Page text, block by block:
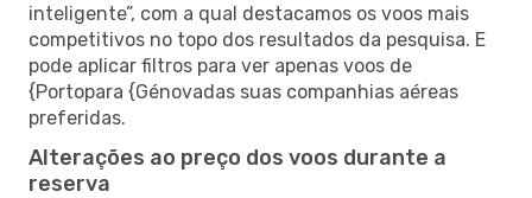
inteligente”, com a qual destacamos os voos mais
competitivos no topo dos resultados da pesquisa. E
pode aplicar filtros para ver apenas voos de
{Portopara {Génovadas suas companhias aéreas
preferidas.
Alterações ao preço dos voos durante a
reserva